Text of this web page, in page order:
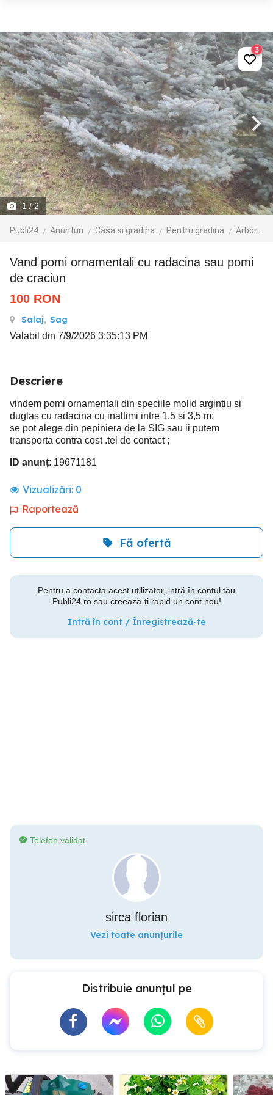
1/ 2
Publi24 Anunțuri Casa si gradina Pentru gradina Arbori si arbusti
3
vand pomi ornamentali cu radacina sau pomi
de craciun
100 RON
Salaj, Sag
Valabil din 7/9/2026 3:35:13 PM
Descriere
vindem pomi ornamentali din speciile molid argintiu si
duglas cu radacina cu inaltimi intre 1,5 si 3,5 m;
se pot alege din pepiniera de la SIG sau ii putem
transporta contra cost .tel de contact ;
ID anunț: 19671181
Vizualizări: 0
Raportează
Fă ofertă
Pentru a contacta acest utilizator, intră în contul tău
Publi24.ro sau creează-ți rapid un cont nou!
Intră în cont / Înregistrează-te
Telefon validat
sirca florian
Vezi toate anunțurile
Distribuie anunțul pe